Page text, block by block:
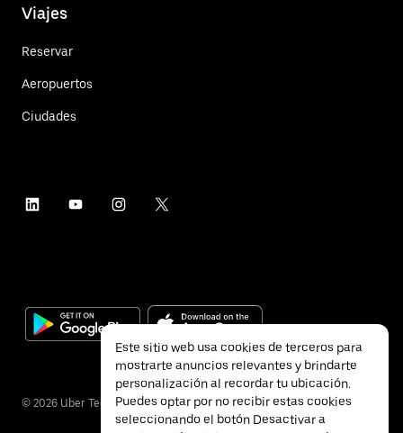
Viajes
Reservar
Aeropuertos
Ciudades
© 2026 Uber Technologies Inc.
Este sitio web usa cookies de terceros para
mostrarte anuncios relevantes y brindarte
personalización al recordar tu ubicación.
Puedes optar por no recibir estas cookies
seleccionando el botón Desactivar a